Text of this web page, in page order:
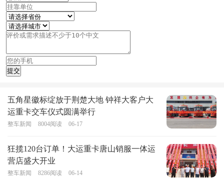
五角星徽标绽放于荆楚大地 钟祥大客户大
运重卡交车仪式圆满举行
整车新闻 8004阅读 06-17
狂揽120台订单！大运重卡唐山销服一体运
营店盛大开业
整车新闻 8286阅读 06-14